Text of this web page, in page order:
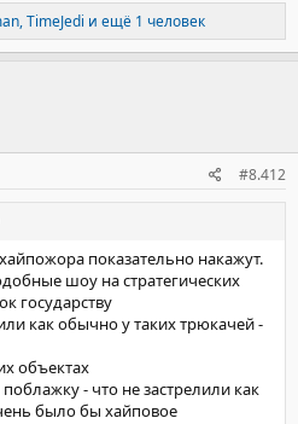
,TimeJedi и ещё 1 человек
#8.412
показательно накажут.
шоу на стратегических
государству
как обычно у таких трюкачей -
объектах
- что не застрелили как
было бы хайповое